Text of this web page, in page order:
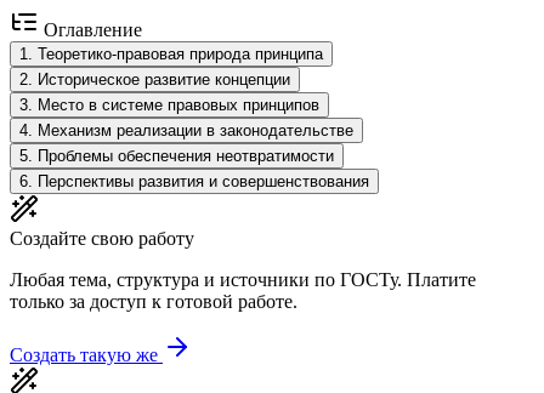
Оглавление
1
Теоретико-правовая природа принципа
2 Историческое развитие концепции
3 Место в системе правовых принципов
4 Механизм реализации в законодательстве
5 Проблемы обеспечения неотвратимости
6 Перспективы развития и совершенствования
Создайте свою работу
Любая тема, структура и источники по ГОСТу. Платите
только за доступ к готовой работе.
Создать такую же